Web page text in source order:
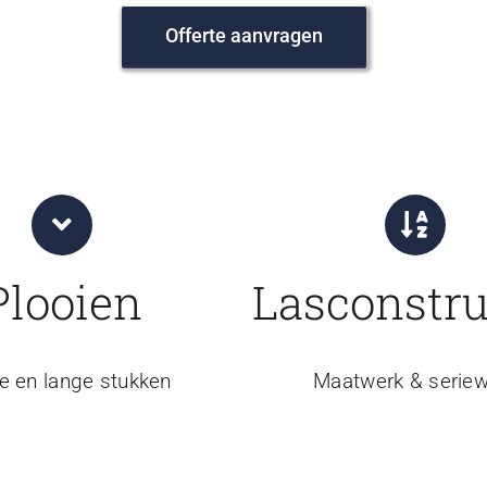
Offerte aanvragen
en lange stukken Maatwerk &